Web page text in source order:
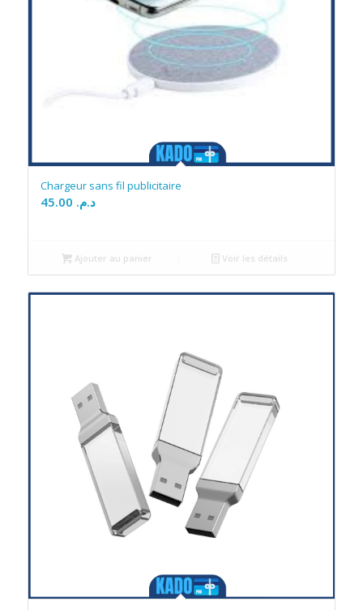
Chargeur sans fil publicitaire
د.م.
Ajouter au panier Voir les détails